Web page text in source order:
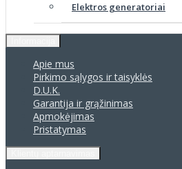
Elektros generatoriai
Apie mus
Pirkimo sąlygos ir taisyklės
D.U.K.
Garantija ir grąžinimas
Apmokėjimas
Pristatymas